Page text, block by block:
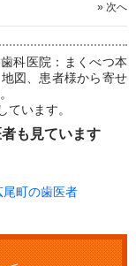
» 次へ
科医院：まくべつ本
図、患者様から寄せ
います。
も見ています
尾町の歯医者